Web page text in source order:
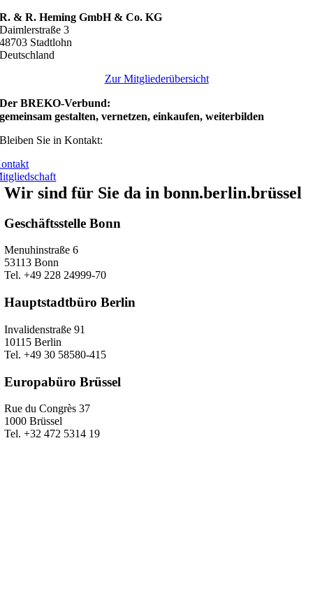
R. & R. Heming GmbH & Co. KG
Daimlerstraße 3
48703 Stadtlohn
Deutschland
Zur Mitgliederübersicht
Der BREKO-Verbund:
gemeinsam gestalten, vernetzen, einkaufen, weiterbilden
Bleiben Sie in Kontakt:
Wir sind für Sie da in bonn.berlin.brüssel
Geschäftsstelle Bonn
Menuhinstraße 6
53113 Bonn
Tel. +49 228 24999-70
Hauptstadtbüro Berlin
Invalidenstraße 91
10115 Berlin
Tel. +49 30 58580-415
Europabüro Brüssel
Rue du Congrès 37
1000 Brüssel
Tel. +32 472 5314 19